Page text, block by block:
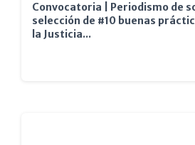
Convocatoria | Periodismo de
selección de #10 buenas
la Justicia...